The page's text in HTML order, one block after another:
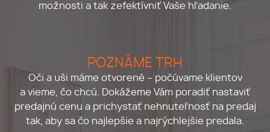
možnosti a tak zefektívniť Vaše hľadanie.
POZNÁME TRH
Oči a uši máme otvorené – počúvame klientov
a vieme, čo chcú. Dokážeme Vám poradiť nastaviť
predajnú cenu a prichystať nehnuteľnosť na predaj
tak, aby sa čo najlepšie a najrýchlejšie predala.